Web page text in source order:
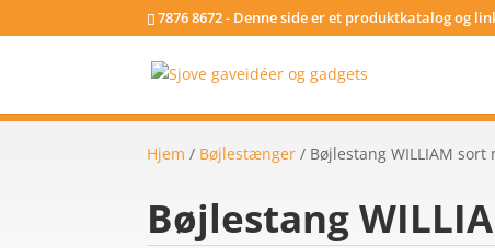
7876 8672 - Denne side er et produktkatalog og
Hjem / Bøjlestænger / Bøjlestang WILLIAM sort
Bøjlestang